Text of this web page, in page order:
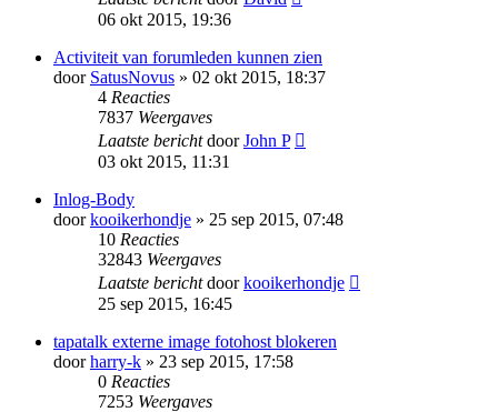
06 okt 2015, 19:36
Activiteit van forumleden kunnen zien
door SatusNovus » 02 okt 2015, 18:37
4 Reacties
7837 Weergaves
Laatste berichtdoorJohn P
03 okt 2015, 11:31
Inlog-Body
doorkooikerhondje » 25 sep 2015, 07:48
10 Reacties
32843 Weergaves
Laatste berichtdoorkooikerhondje
25 sep 2015, 16:45
tapatalk externe image fotohost blokeren
doorharry-k » 23 sep 2015, 17:58
0 Reacties
7253 Weergaves